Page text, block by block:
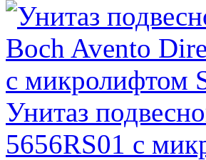
Унитаз
5656RS01 с